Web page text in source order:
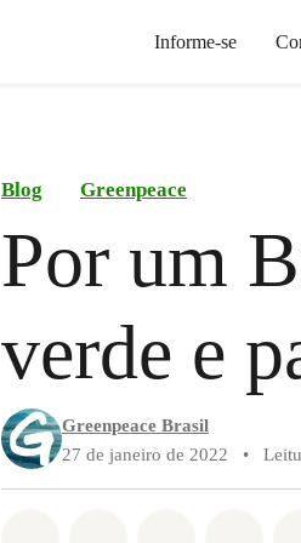
Informe-se
Blog Greenpeace
Por um
verde e
Greenpeace Brasil
27 de janeiro de 2022
•